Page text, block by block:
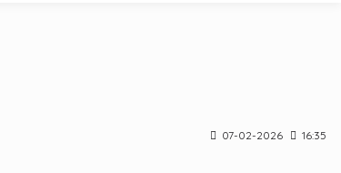
07-02-2026 16:35